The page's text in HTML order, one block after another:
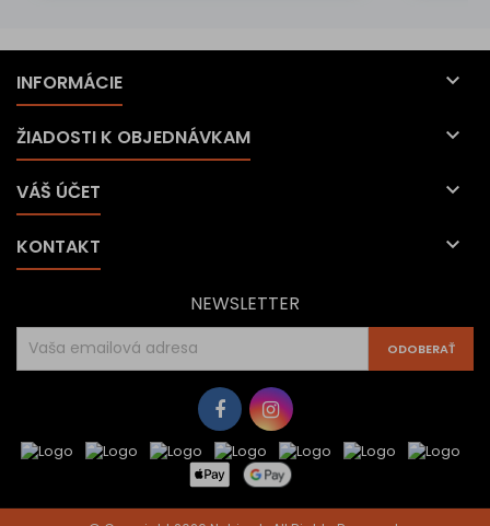
INFORMÁCIE 
ŽIADOSTI K OBJEDNÁVKAM 
VÁŠ ÚČET 
KONTAKT 
NEWSLETTER